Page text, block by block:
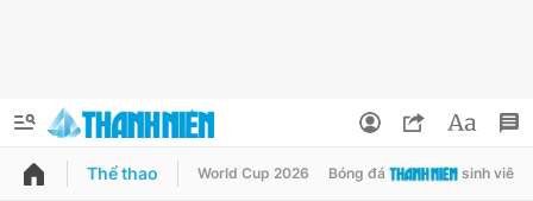
QUẢNG CÁO ĐẶT BÁO
Thể thao World Cup 2026 Bóng đá sinh viên